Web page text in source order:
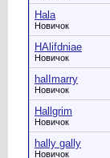
Hala
Новичок
HAlifdniae
Новичок
halImarry
Новичок
Hallgrim
Новичок
hally gally
Новичок